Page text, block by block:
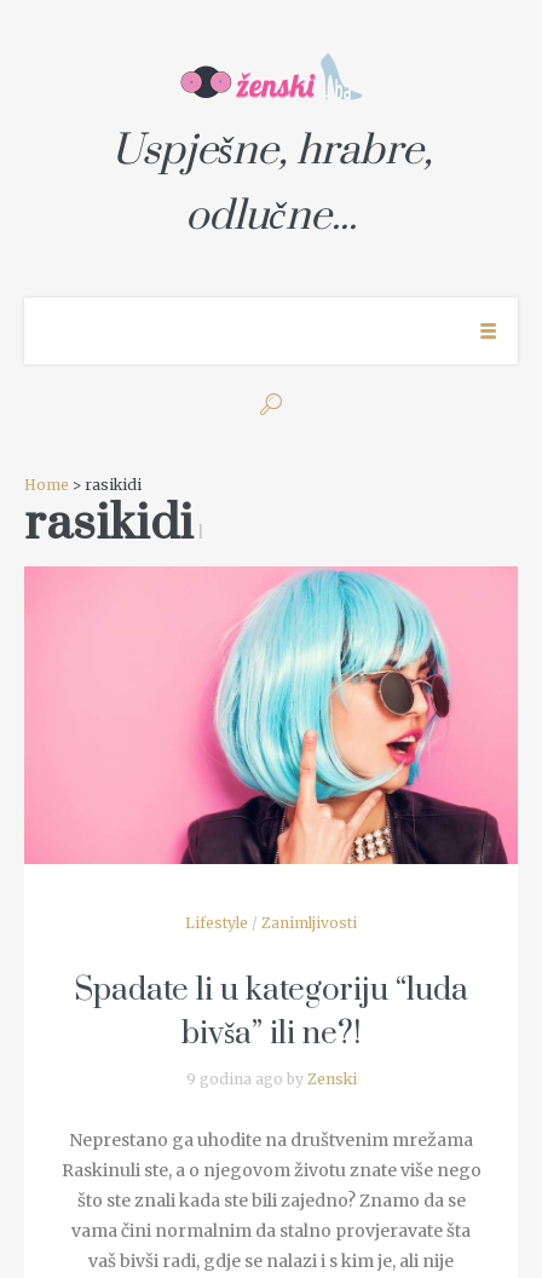
Uspješne, hrabre,
odlučne...
Home > rasikidi
rasikidi1
READ MORE
Lifestyle / Zanimljivosti
Spadate li u kategoriju “luda
bivša” ili ne?!
9 godina ago by Zenski
Neprestano ga uhodite na društvenim mrežama
Raskinuli ste, a o njegovom životu znate više nego
što ste znali kada ste bili zajedno? Znamo da se
vama čini normalnim da stalno provjeravate šta
vaš bivši radi, gdje se nalazi i s kim je, ali nije